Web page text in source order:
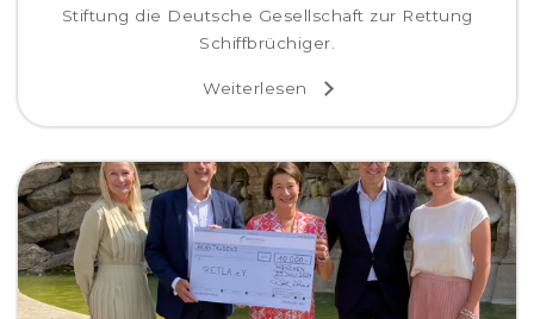
Stiftung die Deutsche Gesellschaft zur Rettung
Schiffbrüchiger.
Weiterlesen